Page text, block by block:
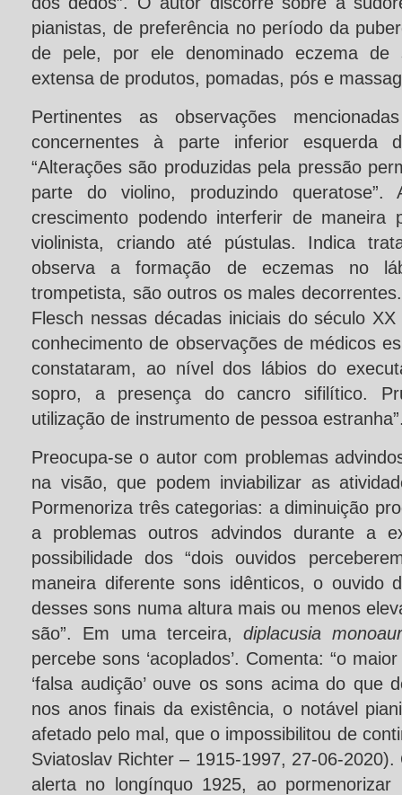
pianistas, de preferência no período da
de pele, por ele denominado eczema de
extensa de produtos, pomadas, pós e
Pertinentes as observações
concernentes à parte inferior esquerda
“Alterações são produzidas pela pressão
parte do violino, produzindo
crescimento podendo interferir de maneira
violinista, criando até pústulas. Indica
observa a formação de eczemas no
trompetista, são outros os males
Flesch nessas décadas iniciais do século
conhecimento de observações de médicos
constataram, ao nível dos lábios do
sopro, a presença do cancro sifilítico.
utilização de instrumento de pessoa
Preocupa-se o autor com problemas
na visão, que podem inviabilizar as
Pormenoriza três categorias: a diminuição
a problemas outros advindos durante a
possibilidade dos “dois ouvidos
maneira diferente sons idênticos, o ouvido
desses sons numa altura mais ou menos
são”. Em uma terceira, diplacusia
percebe sons ‘acoplados’. Comenta: “o
‘falsa audição’ ouve os sons acima do que
nos anos finais da existência, o notável
afetado pelo mal, que o impossibilitou de
Sviatoslav Richter – 1915-1997, 27-06-
alerta no longínquo 1925, ao pormenorizar